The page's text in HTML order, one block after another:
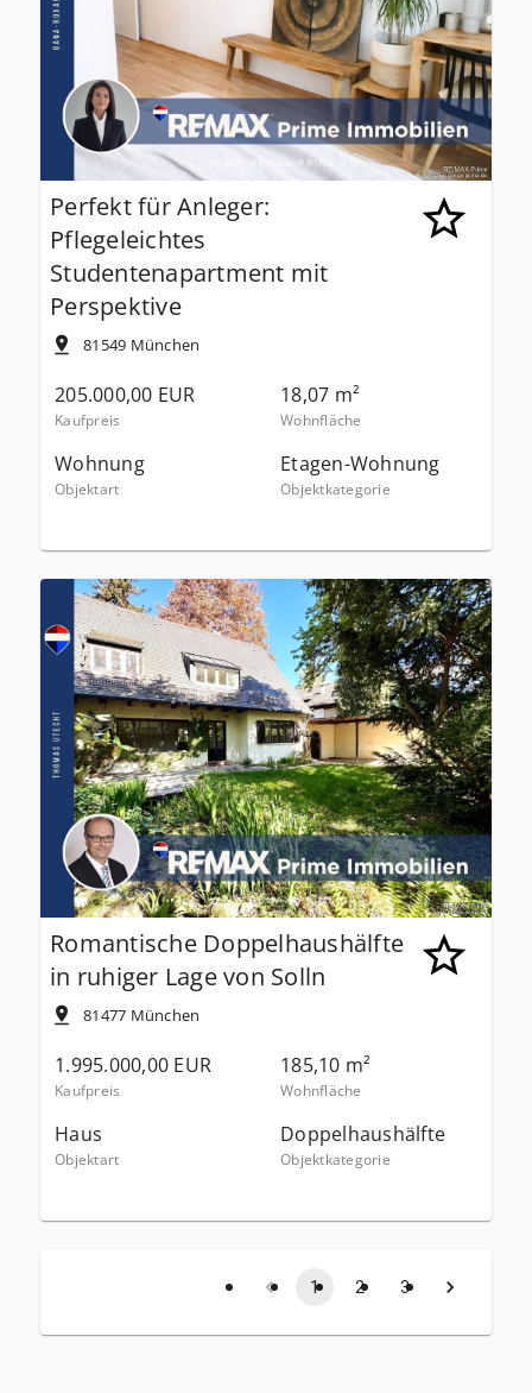
Perfekt für Anleger:
Pflegeleichtes
Studentenapartment mit
Perspektive
81549 München
205.000,00 EUR
Kaufpreis
18,07 m²
Wohnfläche
Wohnung
Objektart
Etagen-Wohnung
Objektkategorie
Romantische Doppelhaushälfte
in ruhiger Lage von Solln
81477 München
1.995.000,00 EUR
Kaufpreis
185,10 m²
Wohnfläche
Haus
Objektart
Doppelhaushälfte
Objektkategorie
1 2 3